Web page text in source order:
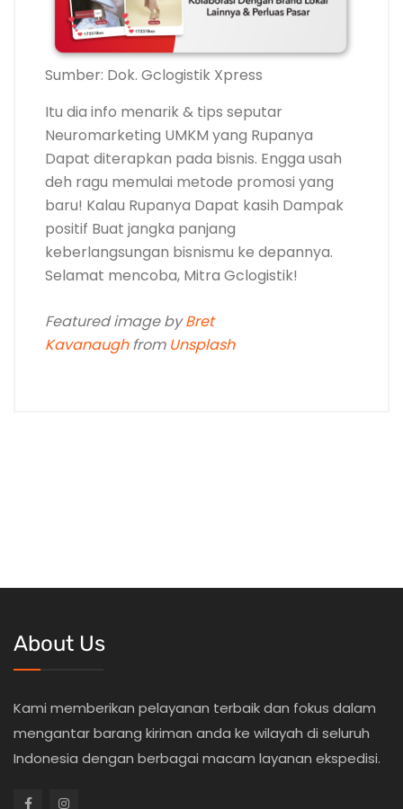
Sumber: Dok. Gclogistik Xpress
Itu dia info menarik & tips seputar
Neuromarketing UMKM yang Rupanya
Dapat diterapkan pada bisnis. Engga usah
deh ragu memulai metode promosi yang
baru! Kalau Rupanya Dapat kasih Dampak
positif Buat jangka panjang
keberlangsungan bisnismu ke depannya.
Selamat mencoba, Mitra Gclogistik!
Featured image byBret
Kavanaughfrom Unsplash
About Us
Kami memberikan pelayanan terbaik dan fokus dalam
mengantar barang kiriman anda ke wilayah di seluruh
Indonesia dengan berbagai macam layanan ekspedisi.